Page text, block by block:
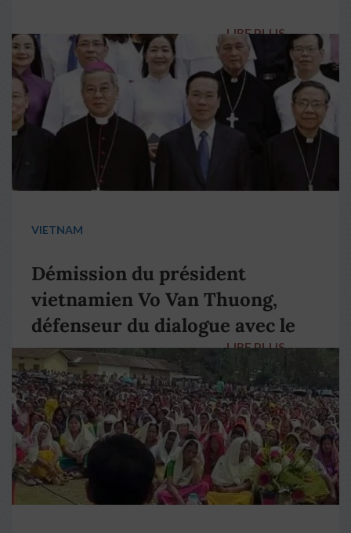
LIRE PLUS →
VIETNAM
Démission du président
vietnamien Vo Van Thuong,
défenseur du dialogue avec le
pape François
LIRE PLUS →